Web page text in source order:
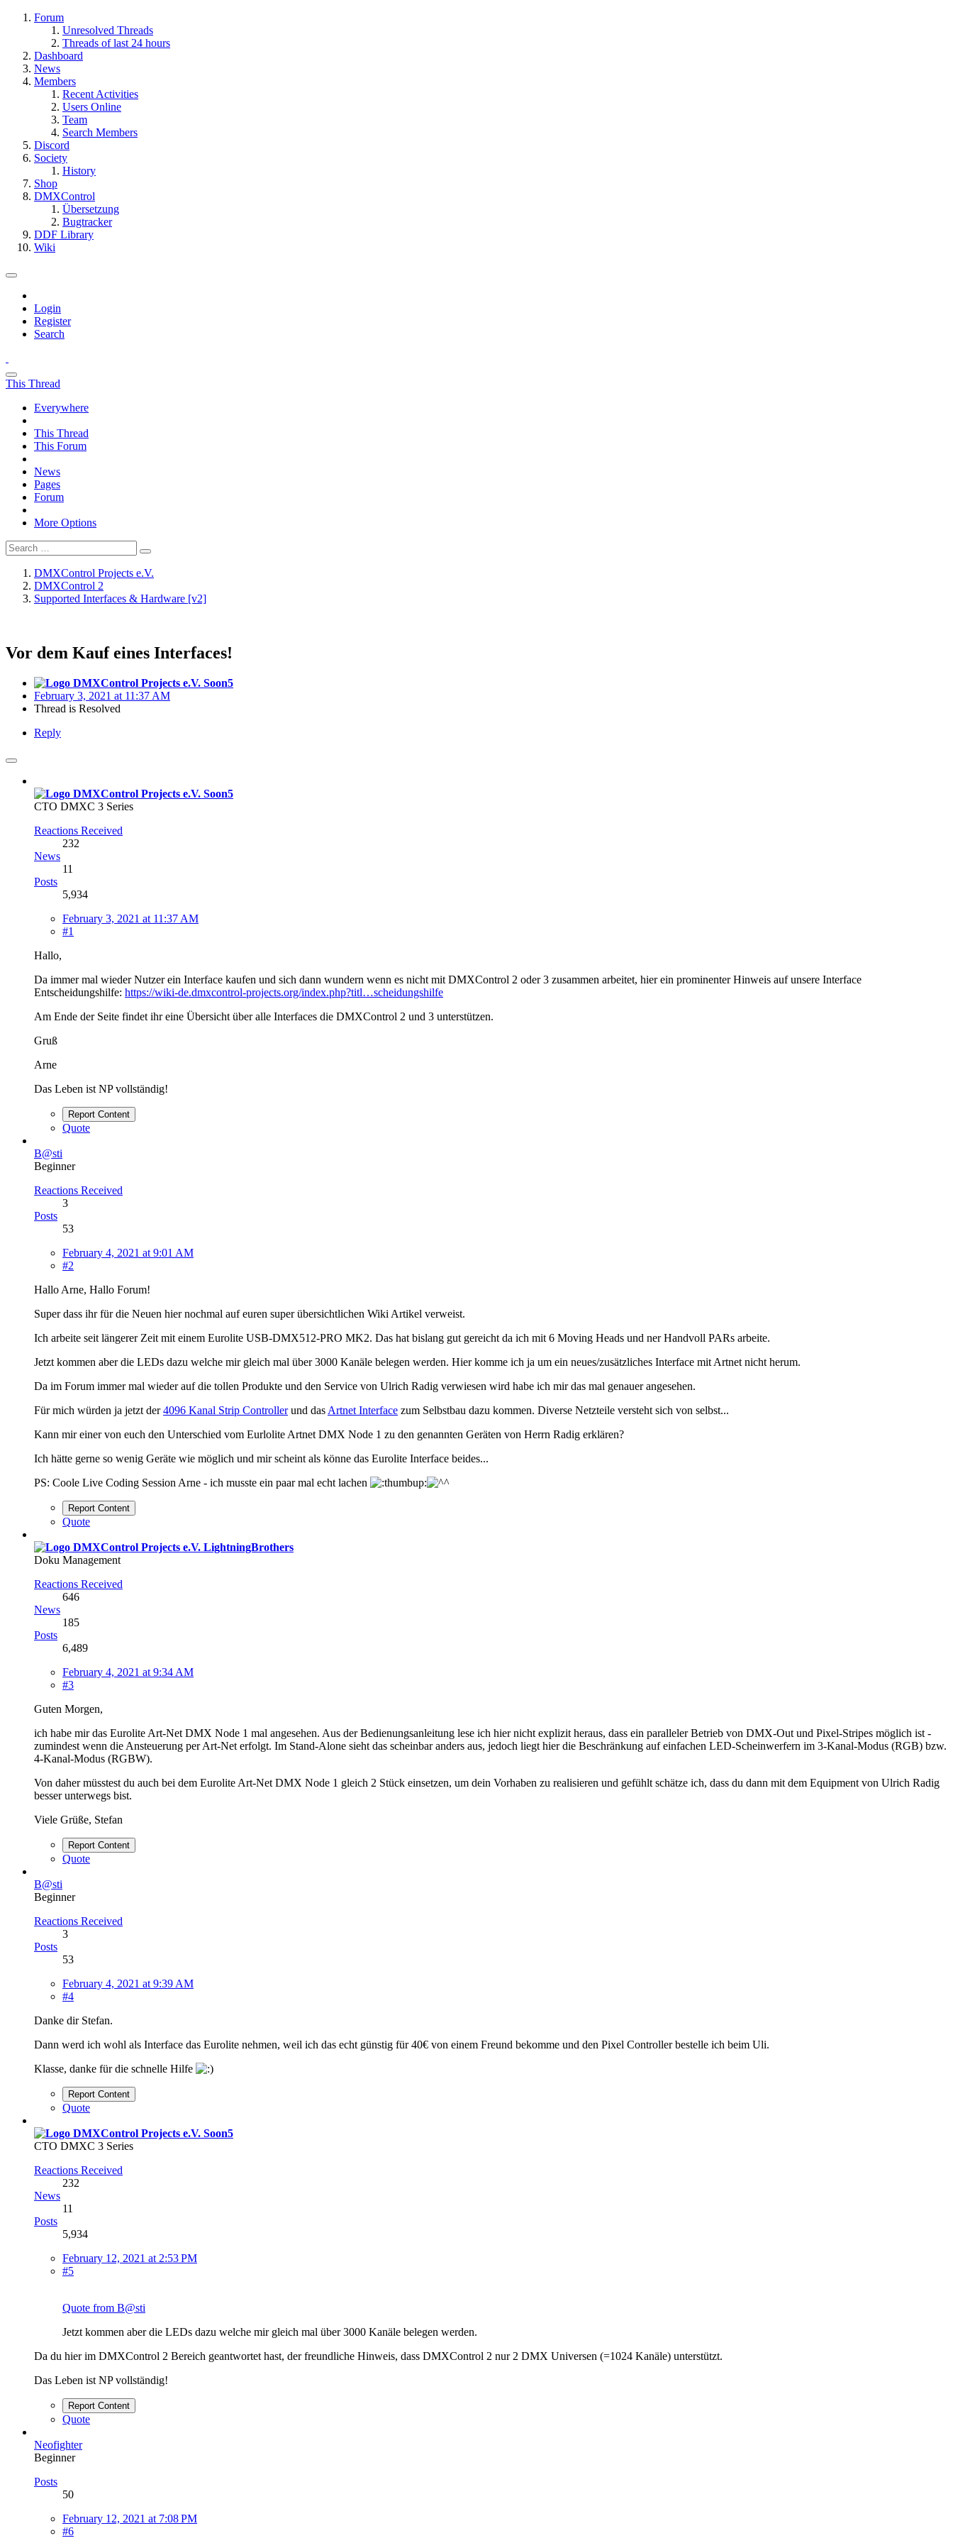
Forum
Unresolved Threads
Threads of last 24 hours
Dashboard
News
Members
Recent Activities
Users Online
Team
Search Members
Discord
Society
History
Shop
DMXControl
Übersetzung
Bugtracker
DDF Library
Wiki
Login
Register
Search
This Thread
Everywhere
This Thread
This Forum
News
Pages
Forum
More Options
DMXControl Projects e.V.
DMXControl 2
Supported Interfaces & Hardware [v2]
Vor dem Kauf eines Interfaces!
Soon5
February 3, 2021 at 11:37 AM
Thread is Resolved
Reply
Soon5
CTO DMXC 3 Series
Reactions Received
232
News
11
Posts
5,934
February 3, 2021 at 11:37 AM
#1
Hallo,
Da immer mal wieder Nutzer ein Interface kaufen und sich dann wundern wenn es nicht mit DMXControl 2 oder 3 zusammen arbeitet, hier ein prominenter Hinweis auf unsere Interface
Entscheidungshilfe: https://wiki-de.dmxcontrol-projects.org/index.php?titl…scheidungshilfe
Am Ende der Seite findet ihr eine Übersicht über alle Interfaces die DMXControl 2 und 3 unterstützen.
Gruß
Arne
Das Leben ist NP vollständig!
Report Content
Quote
B@sti
Beginner
Reactions Received
3
Posts
53
February 4, 2021 at 9:01 AM
#2
Hallo Arne, Hallo Forum!
Super dass ihr für die Neuen hier nochmal auf euren super übersichtlichen Wiki Artikel verweist.
Ich arbeite seit längerer Zeit mit einem Eurolite USB-DMX512-PRO MK2. Das hat bislang gut gereicht da ich mit 6 Moving Heads und ner Handvoll PARs arbeite.
Jetzt kommen aber die LEDs dazu welche mir gleich mal über 3000 Kanäle belegen werden. Hier komme ich ja um ein neues/zusätzliches Interface mit Artnet nicht herum.
Da im Forum immer mal wieder auf die tollen Produkte und den Service von Ulrich Radig verwiesen wird habe ich mir das mal genauer angesehen.
Für mich würden ja jetzt der4096 Kanal Strip Controllerund das Artnet Interface zum Selbstbau dazu kommen. Diverse Netzteile versteht sich von selbst...
Kann mir einer von euch den Unterschied vom Eurlolite Artnet DMX Node 1 zu den genannten Geräten von Herrn Radig erklären?
Ich hätte gerne so wenig Geräte wie möglich und mir scheint als könne das Eurolite Interface beides...
PS: Coole Live Coding Session Arne - ich musste ein paar mal echt lachen
Report Content
Quote
LightningBrothers
Doku Management
Reactions Received
646
News
185
Posts
6,489
February 4, 2021 at 9:34 AM
#3
Guten Morgen,
ich habe mir das Eurolite Art-Net DMX Node 1 mal angesehen. Aus der Bedienungsanleitung lese ich hier nicht explizit heraus, dass ein paralleler Betrieb von DMX-Out und Pixel-Stripes möglich ist -
zumindest wenn die Ansteuerung per Art-Net erfolgt. Im Stand-Alone sieht das scheinbar anders aus, jedoch liegt hier die Beschränkung auf einfachen LED-Scheinwerfern im 3-Kanal-Modus (RGB) bzw.
4-Kanal-Modus (RGBW).
Von daher müsstest du auch bei dem Eurolite Art-Net DMX Node 1 gleich 2 Stück einsetzen, um dein Vorhaben zu realisieren und gefühlt schätze ich, dass du dann mit dem Equipment von Ulrich Radig
besser unterwegs bist.
Viele Grüße, Stefan
Report Content
Quote
B@sti
Beginner
Reactions Received
3
Posts
53
February 4, 2021 at 9:39 AM
#4
Danke dir Stefan.
Dann werd ich wohl als Interface das Eurolite nehmen, weil ich das echt günstig für 40€ von einem Freund bekomme und den Pixel Controller bestelle ich beim Uli.
Klasse, danke für die schnelle Hilfe
Report Content
Quote
Soon5
CTO DMXC 3 Series
Reactions Received
232
News
11
Posts
5,934
February 12, 2021 at 2:53 PM
#5
Quote from B@sti
Jetzt kommen aber die LEDs dazu welche mir gleich mal über 3000 Kanäle belegen werden.
Da du hier im DMXControl 2 Bereich geantwortet hast, der freundliche Hinweis, dass DMXControl 2 nur 2 DMX Universen (=1024 Kanäle) unterstützt.
Das Leben ist NP vollständig!
Report Content
Quote
Neofighter
Beginner
Posts
50
February 12, 2021 at 7:08 PM
#6